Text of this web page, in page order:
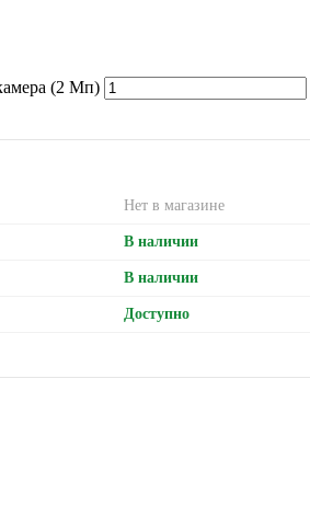
(2 Мп)
Нет в магазине
В наличии
В наличии
Доступно